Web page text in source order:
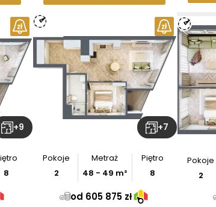
+9
8
+7
Pokoje
2
Metraż
48 - 49 m²
Piętro
8
od 605 875 zł
Pokoje
2